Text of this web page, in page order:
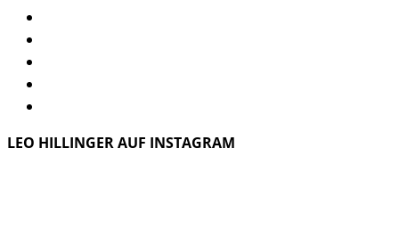
LEO HILLINGER AUF INSTAGRAM